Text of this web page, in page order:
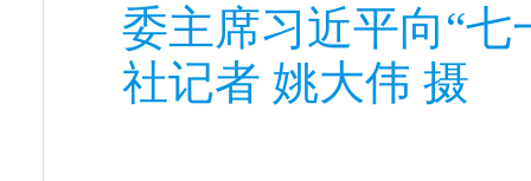
委主席习近平向“
社记者 姚大伟 摄